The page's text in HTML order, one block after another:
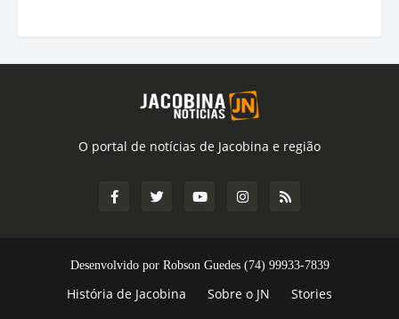
O portal de notícias de Jacobina e região
Desenvolvido por Robson Guedes (74) 99933-7839
História de Jacobina Sobre o JN Stories